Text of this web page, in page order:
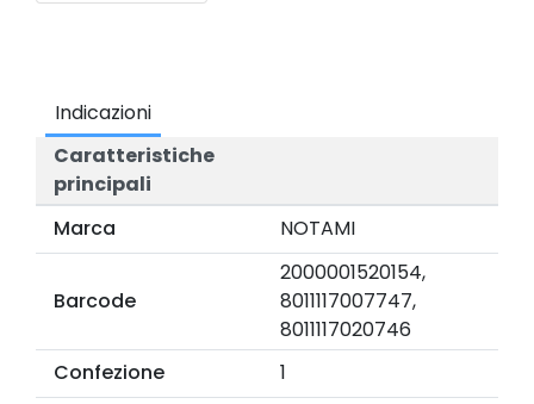
Indicazioni
Caratteristiche
principali
Marca
NOTAMI
Barcode
2000001520154,
8011117007747,
8011117020746
Confezione
1